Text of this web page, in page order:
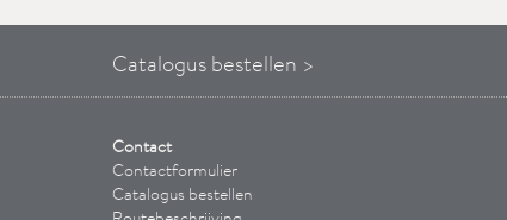
Catalogus bestellen >
Contact
Contactformulier
Catalogus bestellen